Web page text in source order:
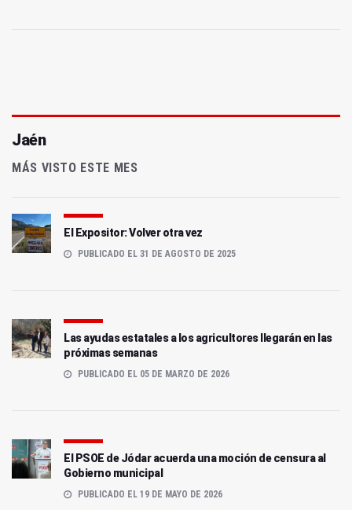
Jaén
MÁS VISTO ESTE MES
El Expositor: Volver otra vez
PUBLICADO EL 31 DE AGOSTO DE 2025
Las ayudas estatales a los agricultores llegarán en las
próximas semanas
PUBLICADO EL 05 DE MARZO DE 2026
El PSOE de Jódar acuerda una moción de censura al
Gobierno municipal
PUBLICADO EL 19 DE MAYO DE 2026